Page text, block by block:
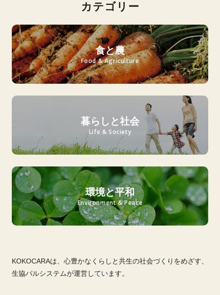
カテゴリー
食と農
Food & Agriculture
暮らしと社会
Life & Society
環境と平和
Environment & Peace
KOKOCARAは、心豊かなくらしと共生の社会づくりをめざす、
生協パルシステムが運営しています。